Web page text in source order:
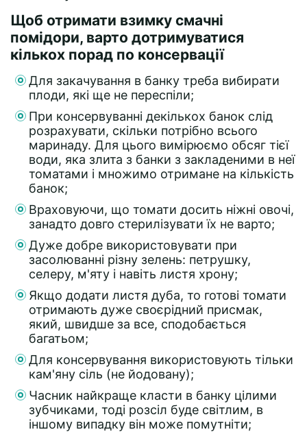
Щоб отримати взимку смачні
помідори, варто дотримуватися
кількох порад по консервації
Для закачування в банку треба вибирати
плоди, які ще не переспіли;
При консервуванні декількох банок слід
розрахувати, скільки потрібно всього
маринаду. Для цього вимірюємо обсяг тієї
води, яка злита з банки з закладеними в неї
томатами і множимо отримане на кількість
банок;
Враховуючи, що томати досить ніжні овочі,
занадто довго стерилізувати їх не варто;
Дуже добре використовувати при
засолюванні різну зелень: петрушку,
селеру, м'яту і навіть листя хрону;
Якщо додати листя дуба, то готові томати
отримають дуже своєрідний присмак,
який, швидше за все, сподобається
багатьом;
Для консервування використовують тільки
кам'яну сіль (не йодовану);
Часник найкраще класти в банку цілими
зубчиками, тоді розсіл буде світлим, в
іншому випадку він може помутніти;